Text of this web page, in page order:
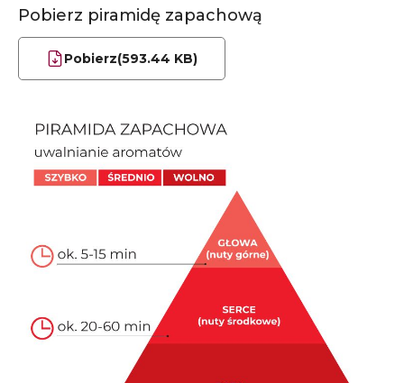
Pobierz piramidę zapachową
Pobierz(593.44 KB)